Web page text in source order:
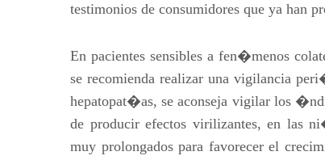
testimonios de consumidores que ya han
En pacientes sensibles a fen�menos
se recomienda realizar una vigilancia
hepatopat�as, se aconseja vigilar los
de producir efectos virilizantes, en las
muy prolongados para favorecer el